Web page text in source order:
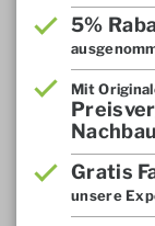
5%
Mit
Gratis
unsere